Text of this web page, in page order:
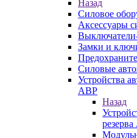
Назад
Силовое
Аксессуары
Замки и
Силовые
Устройства
АВР
Назад